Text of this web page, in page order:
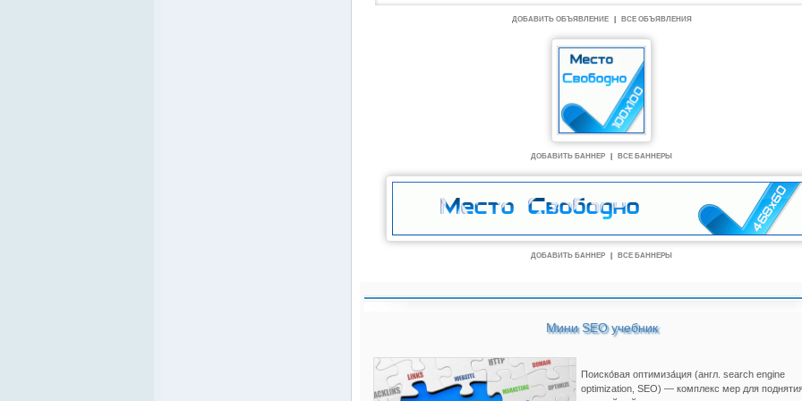
ДОБАВИТЬ ОБЪЯВЛЕНИЕ ВСЕ ОБЪЯВЛЕНИЯ
ДОБАВИТЬ БАННЕР ВСЕ БАННЕРЫ
ДОБАВИТЬ БАННЕР ВСЕ БАННЕРЫ
Мини SEO учебник
Поиско́вая оптимиза́ция (англ. search engine
optimization, SEO) — комплекс мер для